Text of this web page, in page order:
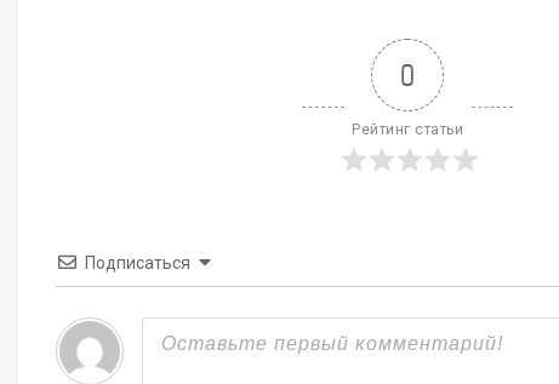
0
Рейтинг статьи
Подписаться